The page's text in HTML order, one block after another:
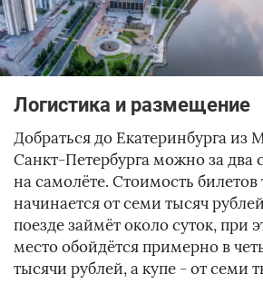
Логистика и размещение
Добраться до Екатеринбурга из
Санкт-Петербурга можно за два
на самолёте. Стоимость билетов
начинается от семи тысяч
поезде займёт около суток, при
место обойдётся примерно в
тысячи рублей, а купе - от семи